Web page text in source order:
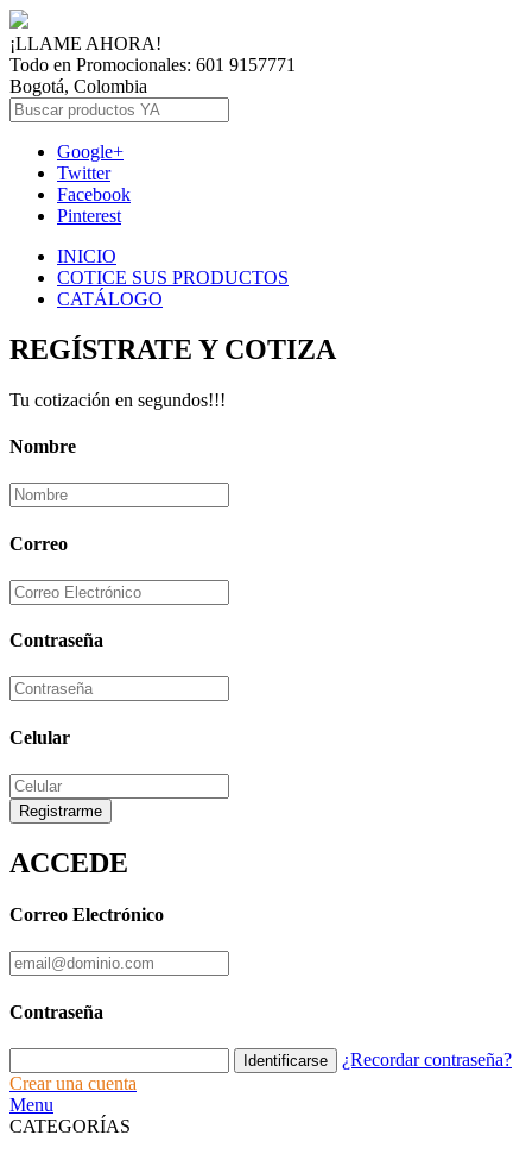
¡LLAME AHORA!
Todo en Promocionales: 601 9157771
Bogotá, Colombia
Google+
Twitter
Facebook
Pinterest
INICIO
COTICE SUS PRODUCTOS
CATÁLOGO
REGÍSTRATE Y COTIZA
Tu cotización en segundos!!!
Nombre
Correo
Contraseña
Celular
Registrarme
ACCEDE
Correo Electrónico
Contraseña
¿Recordar contraseña?
Crear una cuenta
Menu
CATEGORÍAS